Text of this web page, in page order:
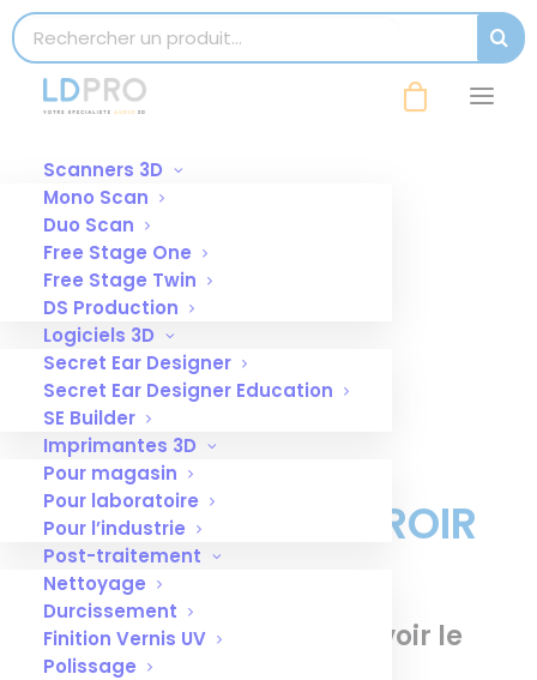
Search for:
Scanners 3D
Mono Scan
Duo Scan
Free Stage One
Free Stage Twin
DS Production
Logiciels 3D
Secret Ear Designer
Secret Ear Designer Education
SE Builder
Imprimantes 3D
Pour magasin
Pour laboratoire
Pour l’industrie
Post-traitement
Nettoyage
Durcissement
Finition Vernis UV
Polissage
AMPOULE LED MIROIR
DE CLAR
Connectez-vous
pour voir le
modal-check